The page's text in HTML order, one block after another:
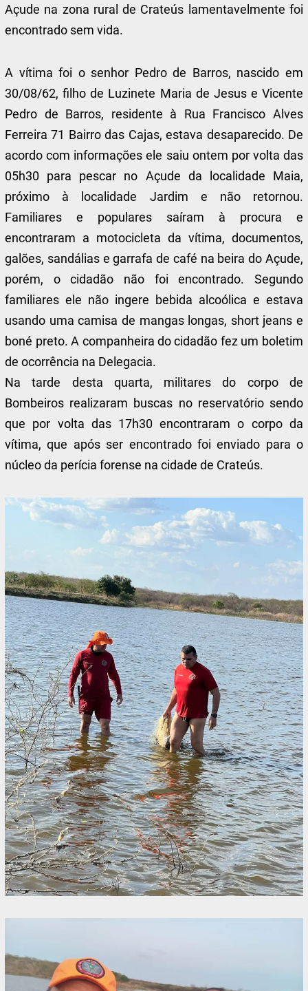
Açude na zona rural de Crateús lamentavelmente foi
encontrado sem vida.
A vítima foi o senhor Pedro de Barros, nascido em
30/08/62, filho de Luzinete Maria de Jesus e Vicente
Pedro de Barros, residente à Rua Francisco Alves
Ferreira 71 Bairro das Cajas, estava desaparecido. De
acordo com informações ele saiu ontem por volta das
05h30 para pescar no Açude da localidade Maia,
próximo à localidade Jardim e não retornou.
Familiares e populares saíram à procura e
encontraram a motocicleta da vítima, documentos,
galões, sandálias e garrafa de café na beira do Açude,
porém, o cidadão não foi encontrado. Segundo
familiares ele não ingere bebida alcoólica e estava
usando uma camisa de mangas longas, short jeans e
boné preto. A companheira do cidadão fez um boletim
de ocorrência na Delegacia.
Na tarde desta quarta, militares do corpo de
Bombeiros realizaram buscas no reservatório sendo
que por volta das 17h30 encontraram o corpo da
vítima, que após ser encontrado foi enviado para o
núcleo da perícia forense na cidade de Crateús.